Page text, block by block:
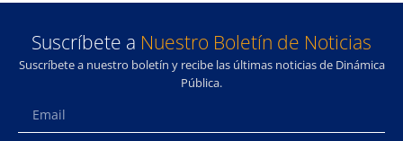
Suscríbete a Nuestro Boletín de Noticias
Suscríbete a nuestro boletín y recibe las últimas noticias de Dinámica
Pública.